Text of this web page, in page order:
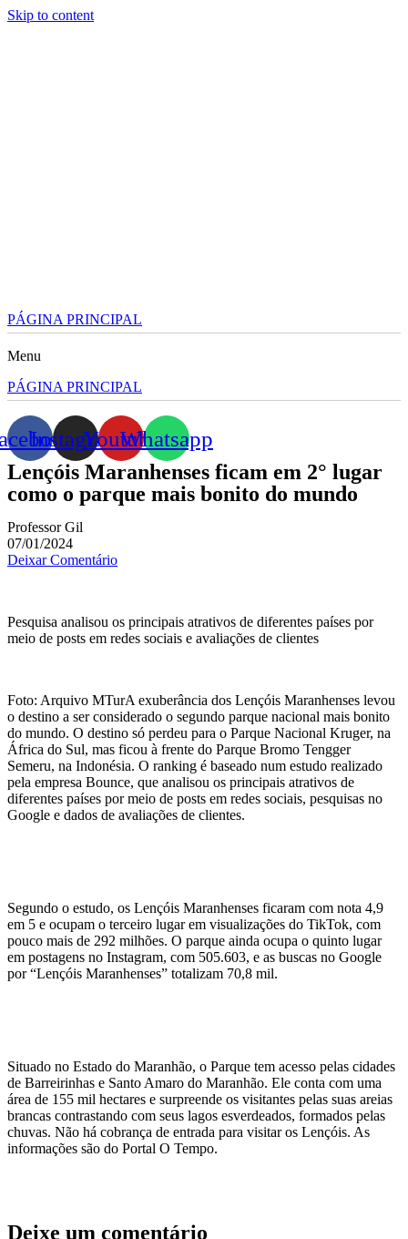
Skip to content
PÁGINA PRINCIPAL
Menu
PÁGINA PRINCIPAL
InstagramYoutubeWhatsapp
Lençóis Maranhenses ficam em 2° lugar
como o parque mais bonito do mundo
Professor Gil
07/01/2024
Deixar Comentário
Pesquisa analisou os principais atrativos de diferentes países por
meio de posts em redes sociais e avaliações de clientes
Foto: Arquivo MTurA exuberância dos Lençóis Maranhenses levou
o destino a ser considerado o segundo parque nacional mais bonito
do mundo. O destino só perdeu para o Parque Nacional Kruger, na
África do Sul, mas ficou à frente do Parque Bromo Tengger
Semeru, na Indonésia. O ranking é baseado num estudo realizado
pela empresa Bounce, que analisou os principais atrativos de
diferentes países por meio de posts em redes sociais, pesquisas no
Google e dados de avaliações de clientes.
Segundo o estudo, os Lençóis Maranhenses ficaram com nota 4,9
em 5 e ocupam o terceiro lugar em visualizações do TikTok, com
pouco mais de 292 milhões. O parque ainda ocupa o quinto lugar
em postagens no Instagram, com 505.603, e as buscas no Google
por “Lençóis Maranhenses” totalizam 70,8 mil.
Situado no Estado do Maranhão, o Parque tem acesso pelas cidades
de Barreirinhas e Santo Amaro do Maranhão. Ele conta com uma
área de 155 mil hectares e surpreende os visitantes pelas suas areias
brancas contrastando com seus lagos esverdeados, formados pelas
chuvas. Não há cobrança de entrada para visitar os Lençóis. As
informações são do Portal O Tempo.
Deixe um comentário